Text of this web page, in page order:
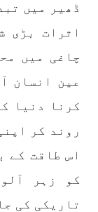
جنگ کی
گوہٹے
ڈھیر میں
اثرات بڑی
چاغی میں
عین انسان
کرنا دنیا
روند کر
اس طاقت کے
کو زہر
تاریکی کی